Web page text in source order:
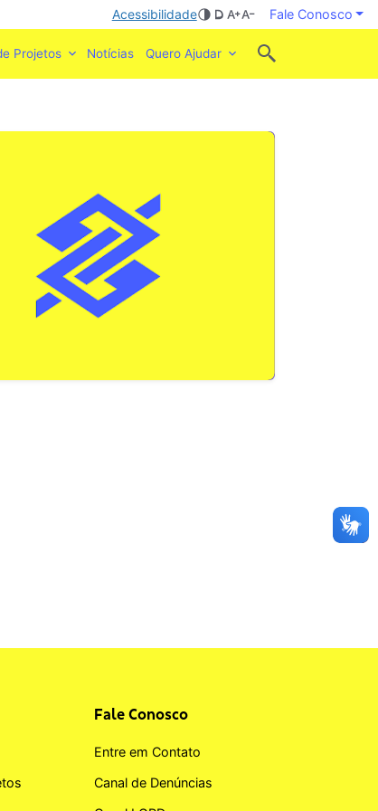
Acessibilidade Fale Conosco
Projetos Notícias Quero Ajudar
Fale Conosco
Entre em Contato
Canal de Denúncias